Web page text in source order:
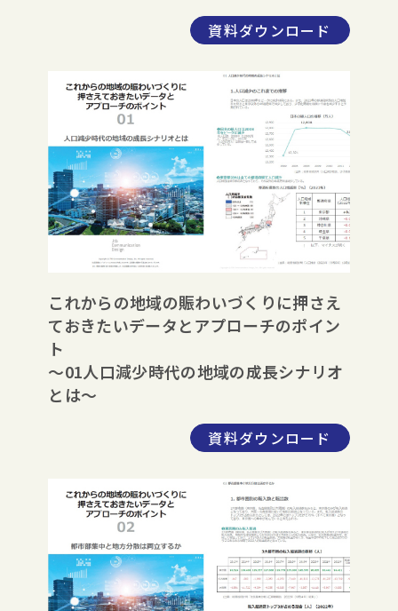
資料ダウンロード
これからの地域の賑わいづくりに押さえ
ておきたいデータとアプローチのポイン
ト
～01人口減少時代の地域の成長シナリオ
とは～
資料ダウンロード